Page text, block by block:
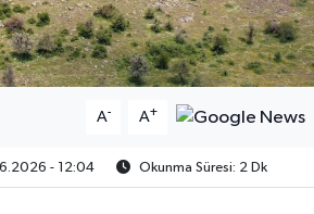
A- A+
- 12:04 Okunma Süresi: 2 Dk